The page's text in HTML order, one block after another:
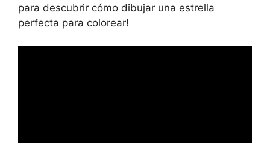
para descubrir cómo dibujar una estrella
perfecta para colorear!